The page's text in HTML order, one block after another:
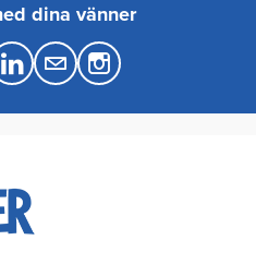
dina vänner
L
i
k
e
M
a